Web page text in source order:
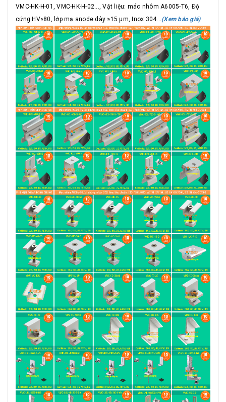
VMC-HK-H-01, VMC-HK-H-02..., Vật liệu: mác nhôm A6005-T6, Độ
cứng HV≥80, lớp mạ anode dày ≥15 μm, Inox 304... (Xem báo giá)